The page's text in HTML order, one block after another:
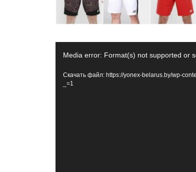
Media error: Format(s) not supported or
Скачать файл: https://yonex-belarus.by/wp-
_=1